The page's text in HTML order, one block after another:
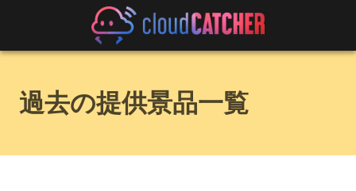
過去の提供景品一覧